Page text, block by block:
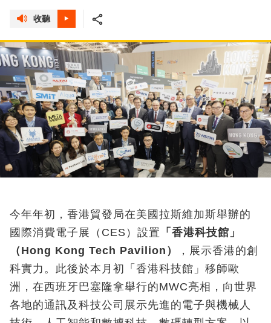
收聽
今年年初，香港貿發局在美國拉斯維加斯舉辦的
國際消費電子展（CES）設置 「香港科技館」
（ Hong Kong Tech Pavilion ）
，展示香港的創
科實力。此後於本月初「香港科技館」移師歐
洲，在西班牙巴塞隆拿舉行的MWC亮相，向世界
各地的通訊及科技公司展示先進的電子與機械人